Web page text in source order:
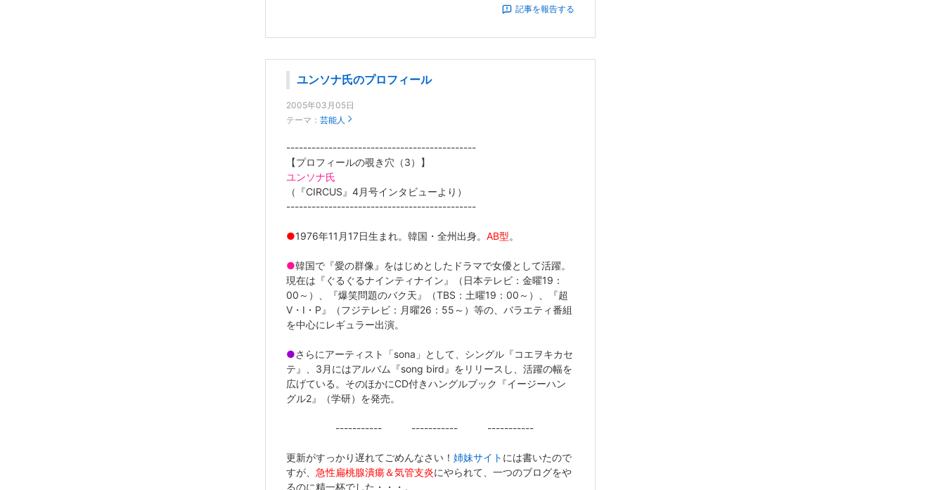
記事を報告する
ユンソナ氏のプロフィール
2005年03月05日
テーマ： 芸能人
---------------------------------------------
【プロフィールの覗き穴（3）】
ユンソナ氏
（『CIRCUS』4月号インタビューより）
---------------------------------------------
●1976年11月17日生まれ。韓国・全州出身。 AB型。
●韓国で『愛の群像』をはじめとしたドラマで女優として活躍。
現在は『ぐるぐるナインティナイン』（日本テレビ：金曜19：
00～）、『爆笑問題のバク天』（TBS：土曜19：00～）、『超
V・I・P』（フジテレビ：月曜26：55～）等の、バラエティ番組
を中心にレギュラー出演。
●さらにアーティスト「sona」として、シングル『コエヲキカセ
テ』、3月にはアルバム『song bird』をリリースし、活躍の幅を
広げている。そのほかにCD付きハングルブック『イージーハン
グル2』（学研）を発売。
----------- ----------- -----------
更新がすっかり遅れてごめんなさい！ 姉妹サイト には書いたので
すが、 急性扁桃腺潰瘍＆気管支炎にやられて、一つのブログをや
るのに精一杯でした・・・。